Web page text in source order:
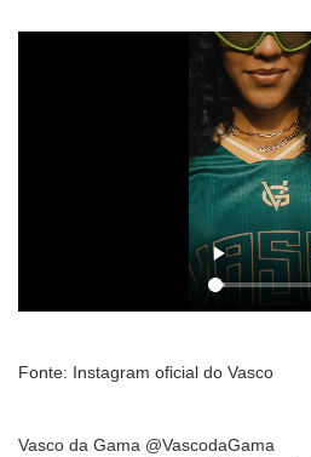
Fonte: Instagram oficial do Vasco
Vasco da Gama @VascodaGama